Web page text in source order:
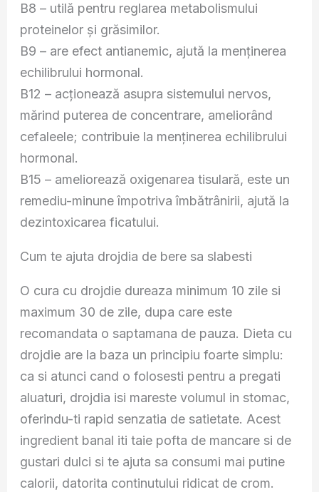
B8 – utilă pentru reglarea metabolismului
proteinelor şi grăsimilor.
B9 – are efect antianemic, ajută la menţinerea
echilibrului hormonal.
B12 – acţionează asupra sistemului nervos,
mărind puterea de concentrare, ameliorând
cefaleele; contribuie la menţinerea echilibrului
hormonal.
B15 – ameliorează oxigenarea tisulară, este un
remediu-minune împotriva îmbătrânirii, ajută la
dezintoxicarea ficatului.
Cum te ajuta drojdia de bere sa slabesti
O cura cu drojdie dureaza minimum 10 zile si
maximum 30 de zile, dupa care este
recomandata o saptamana de pauza. Dieta cu
drojdie are la baza un principiu foarte simplu:
ca si atunci cand o folosesti pentru a pregati
aluaturi, drojdia isi mareste volumul in stomac,
oferindu-ti rapid senzatia de satietate. Acest
ingredient banal iti taie pofta de mancare si de
gustari dulci si te ajuta sa consumi mai putine
calorii, datorita continutului ridicat de crom.